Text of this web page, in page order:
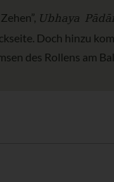
Ubhaya
Doch hinzu
des Rollens am